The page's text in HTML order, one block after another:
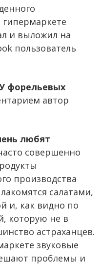
гипермаркете
и выложил на
пользователь
форельевых
автор
любят
совершенно
производства
салатами,
и, как видно по
которую не в
астраханцев.
звуковые
проблемы и